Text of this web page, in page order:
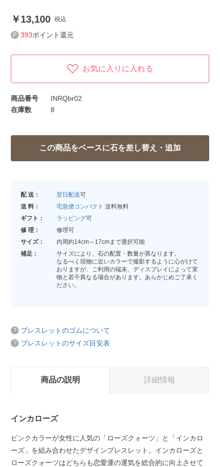
13,100 税込
393ポイント還元
お気に入りに入れる
商品番号
INRQbr02
在庫数
8
配 送： 翌日配送可
送 料：
宅急便コンパクト 送料無料
ギフト：
ラッピング可
修 理：
修理可
サイズ：
内周約14cm～17cmまで選択可能
補足：
サイズにより、石の配置・数量が異なります。
なるべく現物に近いカラーで撮影するように心がけて
おりますが、ご利用の端末、ディスプレイによって実
物と若干異なる場合があります。あらかじめご了承く
ださい。
ブレスレットのゴムについて
ブレスレットのサイズ目安表
商品の説明 詳細情報
インカローズ
ピンクカラーが女性に人気の「ローズクォーツ」と「インカロ
ーズ」を組み合わせたデザインブレスレット。インカローズと
ローズクォーツはどちらも恋愛運の運気を総合的に向上させて